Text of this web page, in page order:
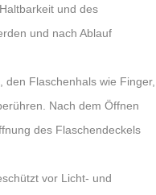
und des
und nach Ablauf
Flaschenhals wie Finger,
Nach dem Öffnen
des Flaschendeckels
vor Licht- und